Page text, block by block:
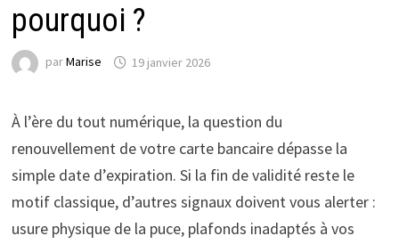
pourquoi ?
parMarise 19 janvier 2026
À l’ère du tout numérique, la question du
renouvellement de votre carte bancaire dépasse la
simple date d’expiration. Si la fin de validité reste le
motif classique, d’autres signaux doivent vous alerter :
usure physique de la puce, plafonds inadaptés à vos